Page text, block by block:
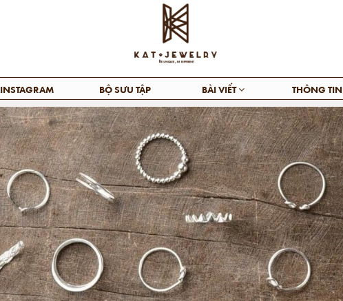
INSTAGRAM BỘ SƯU TẬP BÀI VIẾT THÔNG TIN